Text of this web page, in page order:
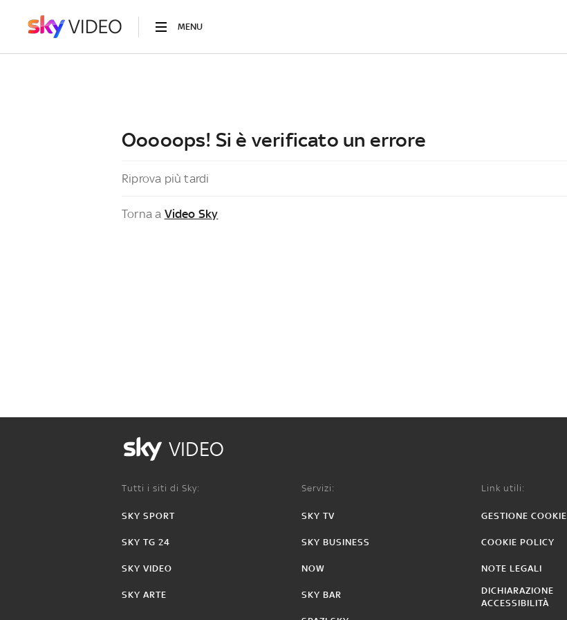
MENU
Ooooops! Si è verificato un errore
Riprova più tardi
Torna a Video Sky
VIDEO
Tutti i siti di Sky:
SKY SPORT
SKY TG 24
SKY VIDEO
SKY ARTE
Servizi:
SKY TV
SKY BUSINESS
NOW
SKY BAR
Link utili:
GESTIONE COOKIE
COOKIE POLICY
NOTE LEGALI
DICHIARAZIONE
ACCESSIBILITÀ